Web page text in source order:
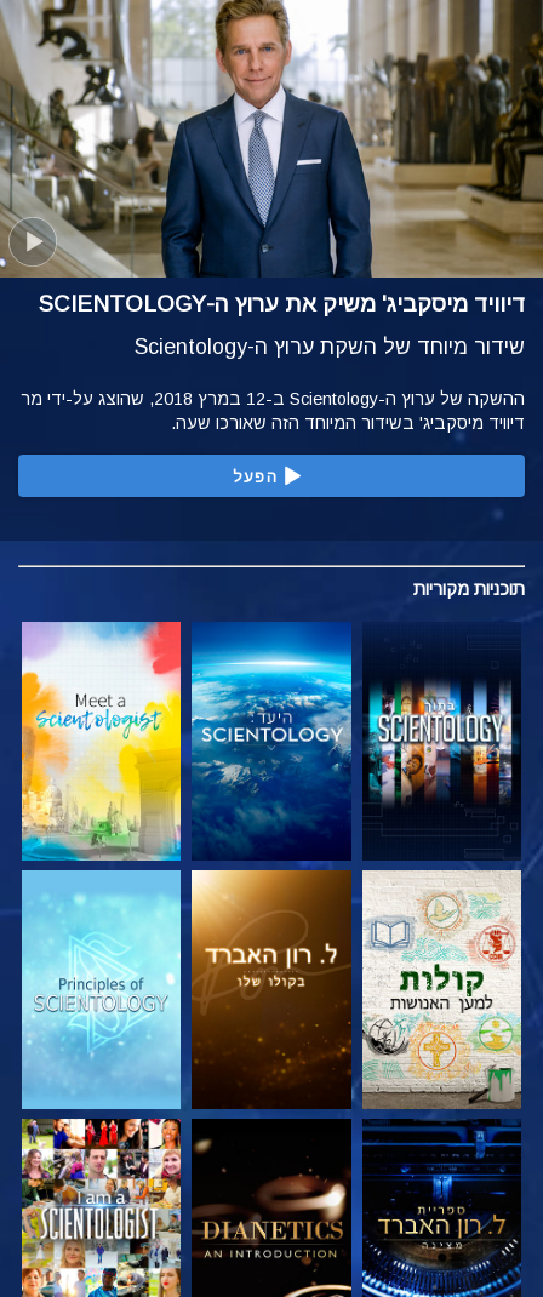
דיוויד מיסקביג' משיק את ערוץ ה-SCIENTOLOGY
שידור מיוחד של השקת ערוץ ה-Scientology
ההשקה של ערוץ ה-Scientology ב-12 במרץ 2018, שהוצג על-ידי מר
דיוויד מיסקביג' בשידור המיוחד הזה שאורכו שעה.
הפעל
תוכניות מקוריות
בדוק את הסדרה בדוק את הסדרה בדוק את הסדרה
בדוק את הסדרה בדוק את הסדרה צפה